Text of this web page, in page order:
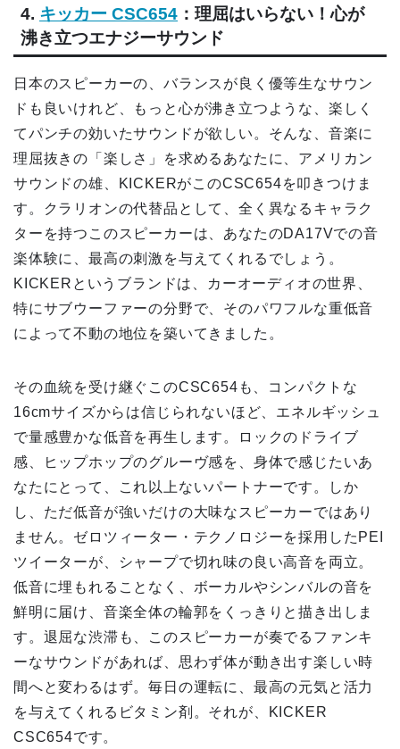
4. キッカー CSC654 ：理屈はいらない！心が
沸き立つエナジーサウンド
日本のスピーカーの、バランスが良く優等生なサウン
ドも良いけれど、もっと心が沸き立つような、楽しく
てパンチの効いたサウンドが欲しい。そんな、音楽に
理屈抜きの「楽しさ」を求めるあなたに、アメリカン
サウンドの雄、KICKERがこのCSC654を叩きつけま
す。クラリオンの代替品として、全く異なるキャラク
ターを持つこのスピーカーは、あなたのDA17Vでの音
楽体験に、最高の刺激を与えてくれるでしょう。
KICKERというブランドは、カーオーディオの世界、
特にサブウーファーの分野で、そのパワフルな重低音
によって不動の地位を築いてきました。
その血統を受け継ぐこのCSC654も、コンパクトな
16cmサイズからは信じられないほど、エネルギッシュ
で量感豊かな低音を再生します。ロックのドライブ
感、ヒップホップのグルーヴ感を、身体で感じたいあ
なたにとって、これ以上ないパートナーです。しか
し、ただ低音が強いだけの大味なスピーカーではあり
ません。ゼロツィーター・テクノロジーを採用したPEI
ツイーターが、シャープで切れ味の良い高音を両立。
低音に埋もれることなく、ボーカルやシンバルの音を
鮮明に届け、音楽全体の輪郭をくっきりと描き出しま
す。退屈な渋滞も、このスピーカーが奏でるファンキ
ーなサウンドがあれば、思わず体が動き出す楽しい時
間へと変わるはず。毎日の運転に、最高の元気と活力
を与えてくれるビタミン剤。それが、KICKER
CSC654です。